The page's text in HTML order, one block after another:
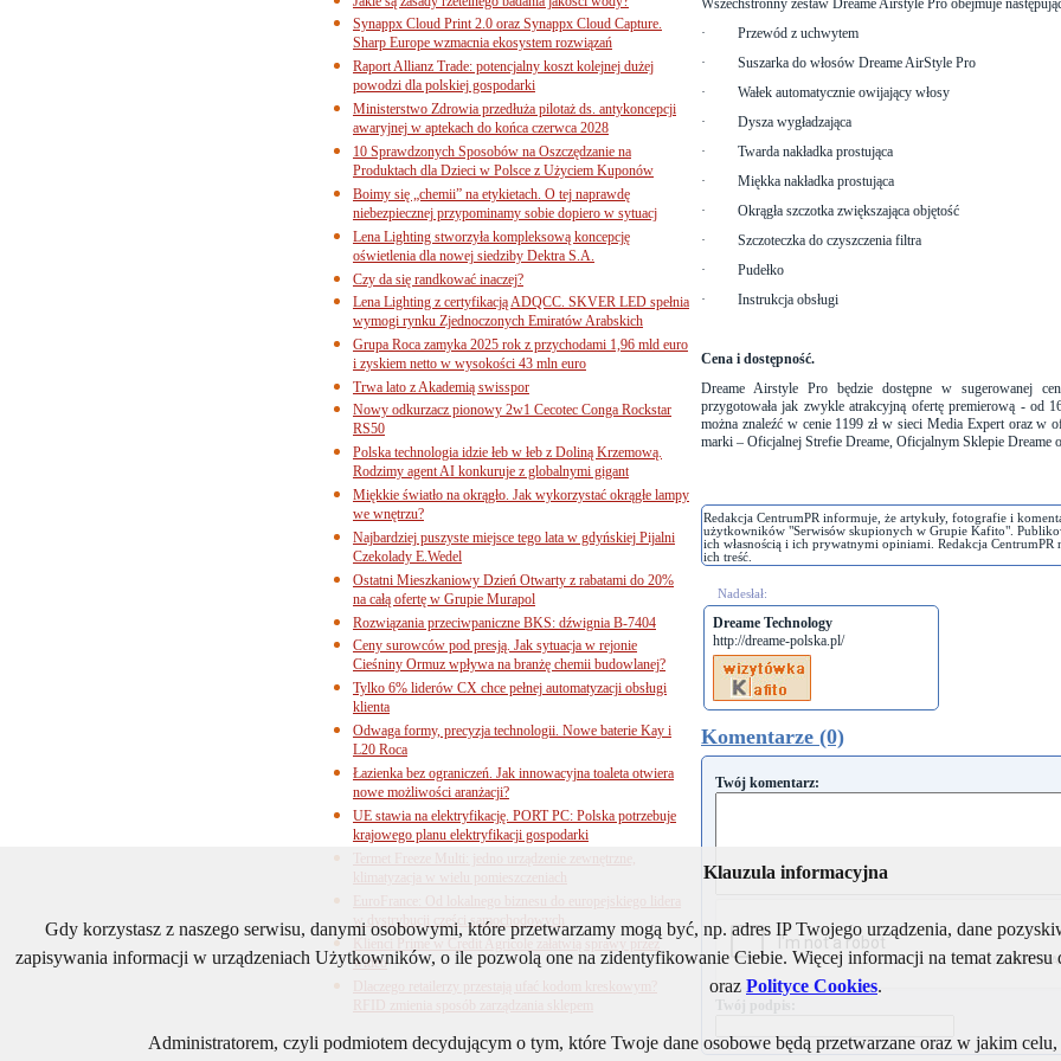
Wszechstronny zestaw Dreame Airstyle Pro obejmuje
·
Przewód z uchwytem
·
Suszarka do włosów Dreame AirStyle Pro
·
Wałek automatycznie owijający włosy
·
Dysza wygładzająca
·
Twarda nakładka prostująca
·
Miękka nakładka prostująca
·
Okrągła szczotka zwiększająca objętość
·
Szczoteczka do czyszczenia filtra
·
Pudełko
·
Instrukcja obsługi
Cena i dostępność.
Dreame Airstyle Pro będzie dostępne w sugerowanej
przygotowała jak zwykle atrakcyjną ofertę premierową - od
można znaleźć w cenie 1199 zł w sieci Media Expert oraz w
marki – Oficjalnej Strefie Dreame, Oficjalnym Sklepie Dreame
Redakcja CentrumPR informuje, że artykuły, fotografie i
użytkowników "Serwisów skupionych w Grupie Kafito".
ich własnością i ich prywatnymi opiniami. Redakcja CentrumPR
ich treść.
Nadesłał:
Dreame Technology
http://dreame-polska.pl/
Komentarze (0)
Twój komentarz:
Synappx Cloud Print 2.0 oraz Synappx Cloud Capture.
Sharp Europe wzmacnia ekosystem rozwiązań
Raport Allianz Trade: potencjalny koszt kolejnej dużej
powodzi dla polskiej gospodarki
Ministerstwo Zdrowia przedłuża pilotaż ds. antykoncepcji
awaryjnej w aptekach do końca czerwca 2028
10 Sprawdzonych Sposobów na Oszczędzanie na
Produktach dla Dzieci w Polsce z Użyciem Kuponów
Boimy się „chemii” na etykietach. O tej naprawdę
niebezpiecznej przypominamy sobie dopiero w sytuacj
Lena Lighting stworzyła kompleksową koncepcję
oświetlenia dla nowej siedziby Dektra S.A.
Czy da się randkować inaczej?
Lena Lighting z certyfikacją ADQCC. SKVER LED spełnia
wymogi rynku Zjednoczonych Emiratów Arabskich
Grupa Roca zamyka 2025 rok z przychodami 1,96 mld euro
i zyskiem netto w wysokości 43 mln euro
Trwa lato z Akademią swisspor
Nowy odkurzacz pionowy 2w1 Cecotec Conga Rockstar
RS50
Polska technologia idzie łeb w łeb z Doliną Krzemową.
Rodzimy agent AI konkuruje z globalnymi gigant
Miękkie światło na okrągło. Jak wykorzystać okrągłe lampy
we wnętrzu?
Najbardziej puszyste miejsce tego lata w gdyńskiej Pijalni
Czekolady E.Wedel
Ostatni Mieszkaniowy Dzień Otwarty z rabatami do 20%
na całą ofertę w Grupie Murapol
Rozwiązania przeciwpaniczne BKS: dźwignia B-7404
Ceny surowców pod presją. Jak sytuacja w rejonie
Cieśniny Ormuz wpływa na branżę chemii budowlanej?
Tylko 6% liderów CX chce pełnej automatyzacji obsługi
klienta
Odwaga formy, precyzja technologii. Nowe baterie Kay i
L20 Roca
Łazienka bez ograniczeń. Jak innowacyjna toaleta otwiera
nowe możliwości aranżacji?
UE stawia na elektryfikację. PORT PC: Polska potrzebuje
krajowego planu elektryfikacji gospodarki
Termet Freeze Multi: jedno urządzenie zewnętrzne,
klimatyzacja w wielu pomieszczeniach
EuroFrance: Od lokalnego biznesu do europejskiego lidera
w dystrybucji części samochodowych
Klienci Prime w Credit Agricole załatwią sprawy przez
wideo
Dlaczego retailerzy przestają ufać kodom kreskowym?
RFID zmienia sposób zarządzania sklepem
Klauzula informacyjna
Gdy korzystasz z naszego serwisu, danymi osobowymi, które przetwarzamy mogą być, np. adres IP Twojego urządzenia, dane
zapisywania informacji w urządzeniach Użytkowników, o ile pozwolą one na zidentyfikowanie Ciebie. Więcej informacji na temat
oraz Polityce Cookies.
Administratorem, czyli podmiotem decydującym o tym, które Twoje dane osobowe będą przetwarzane oraz w jakim